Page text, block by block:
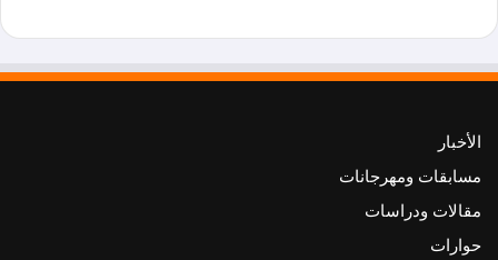
الأخبار
مسابقات ومهرجانات
مقالات ودراسات
حوارات